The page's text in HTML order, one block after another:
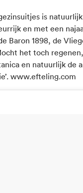
is
en met een
Baron 1898, de
het toch
en natuurlijk de
www.efteling.com